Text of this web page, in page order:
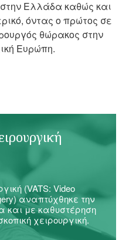
Ελλάδα καθώς και
όντας ο πρώτος σε
θώρακος στην
Ευρώπη.
(VATS: Video
αναπτύχθηκε την
και με καθυστέρηση
χειρουργική.